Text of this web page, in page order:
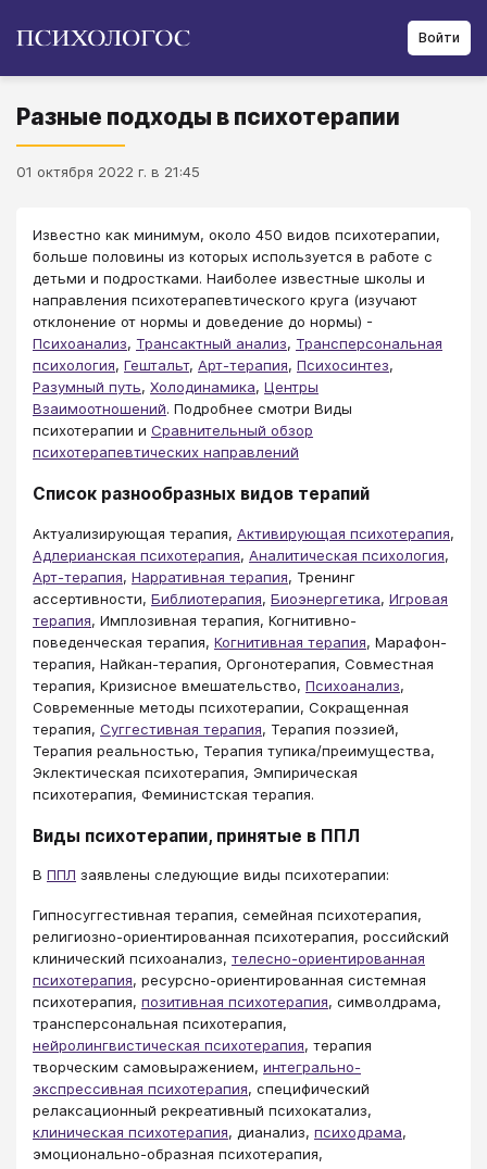
Войти
Разные подходы в психотерапии
01 октября 2022 г. в 21:45
Известно как минимум, около 450 видов психотерапии,
больше половины из которых используется в работе с
детьми и подростками. Наиболее известные школы и
направления психотерапевтического круга (изучают
отклонение от нормы и доведение до нормы) -
Психоанализ, Трансактный анализ, Трансперсональная
психология, Гештальт, Арт-терапия, Психосинтез,
Разумный путь, Холодинамика, Центры
Взаимоотношений. Подробнее смотри Виды
психотерапии и Сравнительный обзор
психотерапевтических направлений
Список разнообразных видов терапий
Актуализирующая терапия, Активирующая психотерапия,
Адлерианская психотерапия, Аналитическая психология,
Арт-терапия, Нарративная терапия, Тренинг
ассертивности, Библиотерапия, Биоэнергетика, Игровая
терапия, Имплозивная терапия, Когнитивно-
поведенческая терапия, Когнитивная терапия, Марафон-
терапия, Найкан-терапия, Оргонотерапия, Совместная
терапия, Кризисное вмешательство, Психоанализ,
Современные методы психотерапии, Сокращенная
терапия, Суггестивная терапия, Терапия поэзией,
Терапия реальностью, Терапия тупика/преимущества,
Эклектическая психотерапия, Эмпирическая
психотерапия, Феминистская терапия.
Виды психотерапии, принятые в ППЛ
В ППЛ заявлены следующие виды психотерапии:
Гипносуггестивная терапия, семейная психотерапия,
религиозно-ориентированная психотерапия, российский
клинический психоанализ, телесно-ориентированная
психотерапия, ресурсно-ориентированная системная
психотерапия, позитивная психотерапия, символдрама,
трансперсональная психотерапия,
нейролингвистическая психотерапия, терапия
творческим самовыражением, интегрально-
экспрессивная психотерапия, специфический
релаксационный рекреативный психокатализ,
клиническая психотерапия, дианализ, психодрама,
эмоционально-образная психотерапия,